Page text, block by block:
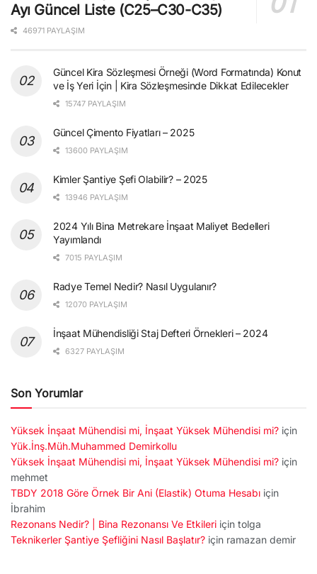
Ayı Güncel Liste (C25–C30-C35)
46971 PAYLAŞIM
Güncel Kira Sözleşmesi Örneği (Word Formatında) Konut
ve İş Yeri İçin | Kira Sözleşmesinde Dikkat Edilecekler
15747 PAYLAŞIM
Güncel Çimento Fiyatları – 2025
13600 PAYLAŞIM
Kimler Şantiye Şefi Olabilir? – 2025
13946 PAYLAŞIM
2024 Yılı Bina Metrekare İnşaat Maliyet Bedelleri
Yayımlandı
7015 PAYLAŞIM
Radye Temel Nedir? Nasıl Uygulanır?
12070 PAYLAŞIM
İnşaat Mühendisliği Staj Defteri Örnekleri – 2024
6327 PAYLAŞIM
Son Yorumlar
Yüksek İnşaat Mühendisi mi, İnşaat Yüksek Mühendisi mi? için
Yük.İnş.Müh.Muhammed Demirkollu
Yüksek İnşaat Mühendisi mi, İnşaat Yüksek Mühendisi mi? için
mehmet
TBDY 2018 Göre Örnek Bir Ani (Elastik) Otuma Hesabı için
İbrahim
Rezonans Nedir? | Bina Rezonansı Ve Etkileri için tolga
Teknikerler Şantiye Şefliğini Nasıl Başlatır? için ramazan demir